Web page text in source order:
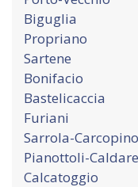
Biguglia
Propriano
Sartene
Bonifacio
Bastelicaccia
Furiani
Sarrola-Carcopino
Pianottoli-
Calcatoggio